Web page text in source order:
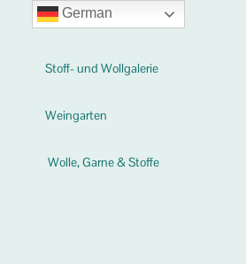
Stoff- und Wollgalerie
Weingarten
Wolle, Garne & Stoffe
German